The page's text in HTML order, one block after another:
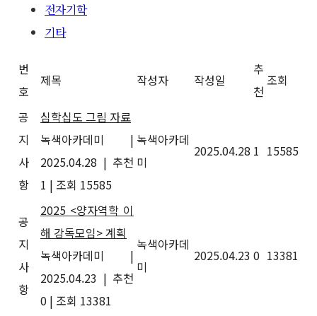
전자기학
기타
번
호
제목 작성자 작성일
추
천
조회
공
지
사
항
심학십도 그림 자료
녹색아카데미
|
2025.04.28 | 추천
1 | 조회 15585
녹색아카데
미
2025.04.28 1 15585
공
지
사
항
2025 <양자역학 이
해 강독모임> 계획
녹색아카데미
|
2025.04.23 | 추천
0 | 조회 13381
녹색아카데
미
2025.04.23 0 13381